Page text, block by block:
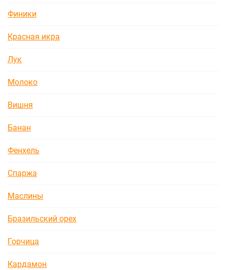
Финики
Красная икра
Лук
Молоко
Вишня
Банан
Фенхель
Спаржа
Маслины
Бразильский орех
Горчица
Кардамон